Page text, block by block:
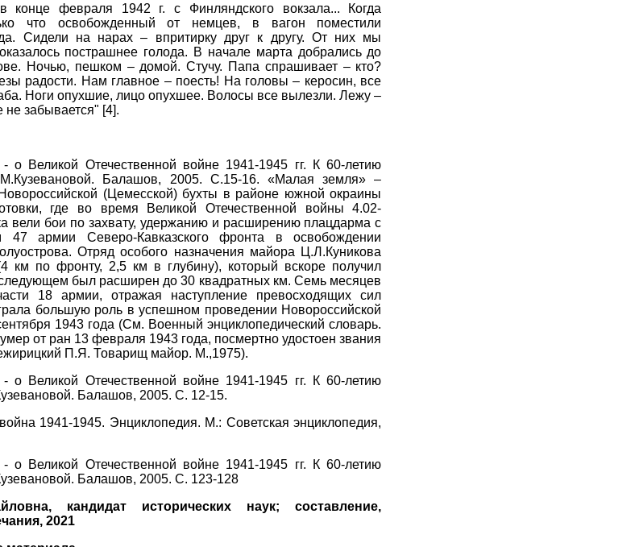
конце февраля 1942 г. с Финляндского вокзала... Когда
что освобожденный от немцев, в вагон поместили
Сидели на нарах – впритирку друг к другу. От них мы
пострашнее голода. В начале марта добрались до
Ночью, пешком – домой. Стучу. Папа спрашивает – кто?
радости. Нам главное – поесть! На головы – керосин, все
Ноги опухшие, лицо опухшее. Волосы все вылезли. Лежу –
не забывается" [4].
Великой Отечественной войне 1941-1945 гг. К 60-летию
Балашов, 2005. С.15-16. «Малая земля» –
(Цемесской) бухты в районе южной окраины
где во время Великой Отечественной войны 4.02-
вели бои по захвату, удержанию и расширению плацдарма с
47 армии Северо-Кавказского фронта в освобождении
Отряд особого назначения майора Ц.Л.Куникова
км по фронту, 2,5 км в глубину), который вскоре получил
был расширен до 30 квадратных км. Семь месяцев
18 армии, отражая наступление превосходящих сил
большую роль в успешном проведении Новороссийской
1943 года (См. Военный энциклопедический словарь.
от ран 13 февраля 1943 года, посмертно удостоен звания
П.Я. Товарищ майор. М.,1975).
Великой Отечественной войне 1941-1945 гг. К 60-летию
Балашов, 2005. С. 12-15.
1941-1945. Энциклопедия. М.: Советская энциклопедия,
Великой Отечественной войне 1941-1945 гг. К 60-летию
Балашов, 2005. С. 123-128
кандидат исторических наук; составление,
2021